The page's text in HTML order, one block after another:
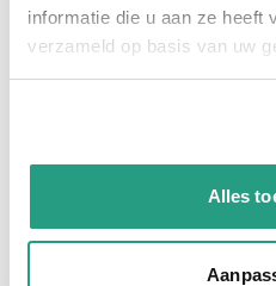
informatie die u aan ze heeft
verzameld op basis van uw
Alles
Maatvoering koppeling
We zijn beschikbaar van ma t/
Neem